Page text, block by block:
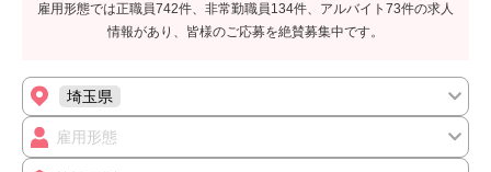
雇用形態では正職員742件、非常勤職員134件、アルバイト73件の求人
情報があり、皆様のご応募を絶賛募集中です。
埼玉県
雇用形態